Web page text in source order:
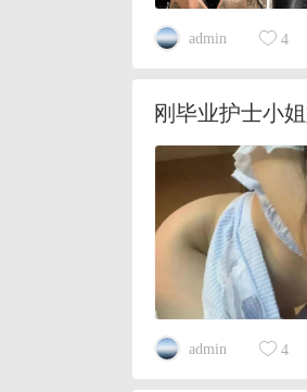
admin 4
刚毕业护士小
admin 4